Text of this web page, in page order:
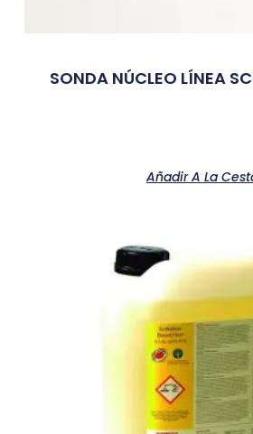
SONDA NÚCLEO LÍNEA
Añadir A La